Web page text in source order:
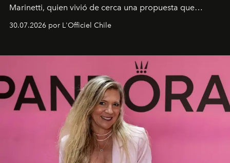
Marinetti, quien vivió de cerca una propuesta que
30.07.2026 por L'Officiel Chile